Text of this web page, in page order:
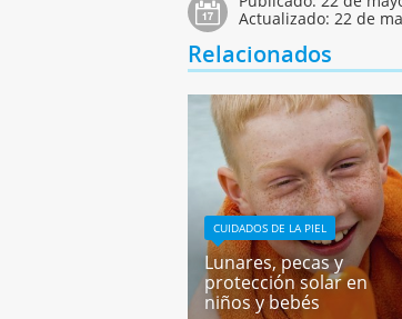
Actualizado:22 de
Relacionados
CUIDADOS DE LA PIEL
Lunares, pecas y
protección solar en
niños y bebés